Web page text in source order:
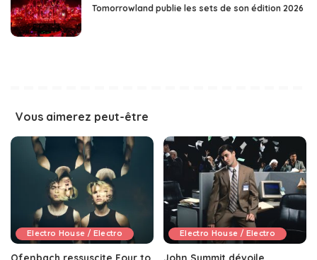
Tomorrowland publie les sets de son édition 2026
Vous aimerez peut-être
Electro House / Electro
Ofenbach ressuscite Four to
Electro House / Electro
John Summit dévoile